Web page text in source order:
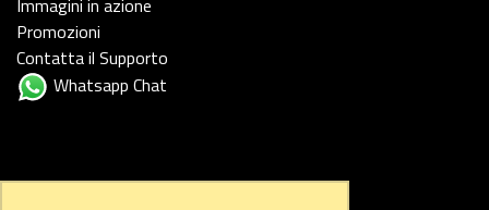
Immagini in azione
Promozioni
Contatta il Supporto
Whatsapp Chat
FOLLOW US